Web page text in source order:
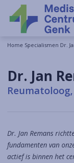
Home Specialismen Dr.
Dr. Jan
Dr. Jan Remans
fundamenten van
actief is binnen het